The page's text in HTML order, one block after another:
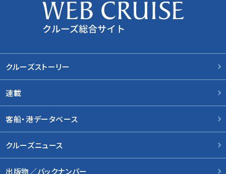
クルーズストーリー
連載
客船・港データベース
クルーズニュース
出版物／バックナンバー